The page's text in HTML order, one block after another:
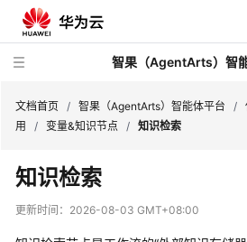
智果（AgentArts）智
最
新
动
文档首页 / 智果（AgentArts）智能体平台 /
用
/ 变量&知识节点 / 知识检索
知识检索
更新时间： 2026-08-03 GMT+08:00